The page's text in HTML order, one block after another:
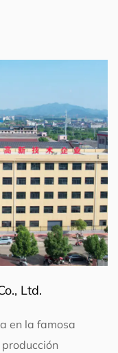
Ltd.
en la famosa